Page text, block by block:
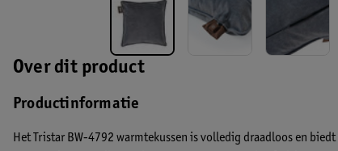
Over dit product
Productinformatie
Het Tristar BW-4792 warmtekussen is volledig draadloos en